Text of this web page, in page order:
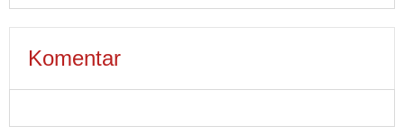
Komentar